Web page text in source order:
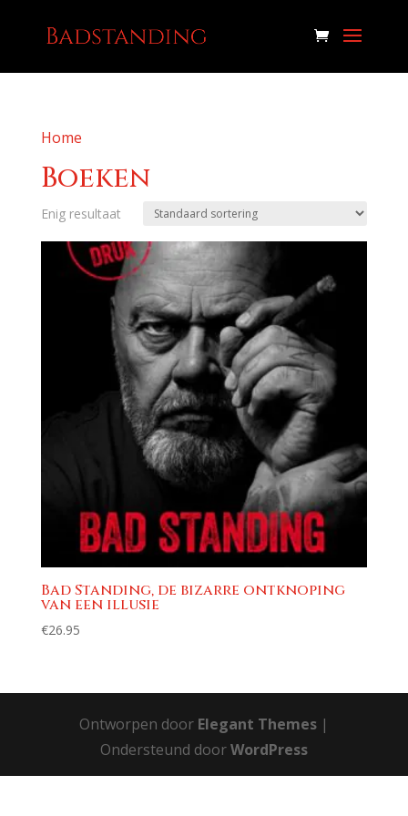
Home
Boeken
Enig resultaat
Bad Standing, de bizarre ontknoping
van een illusie
€26.95
Ontworpen door Elegant Themes|
Ondersteund doorWordPress